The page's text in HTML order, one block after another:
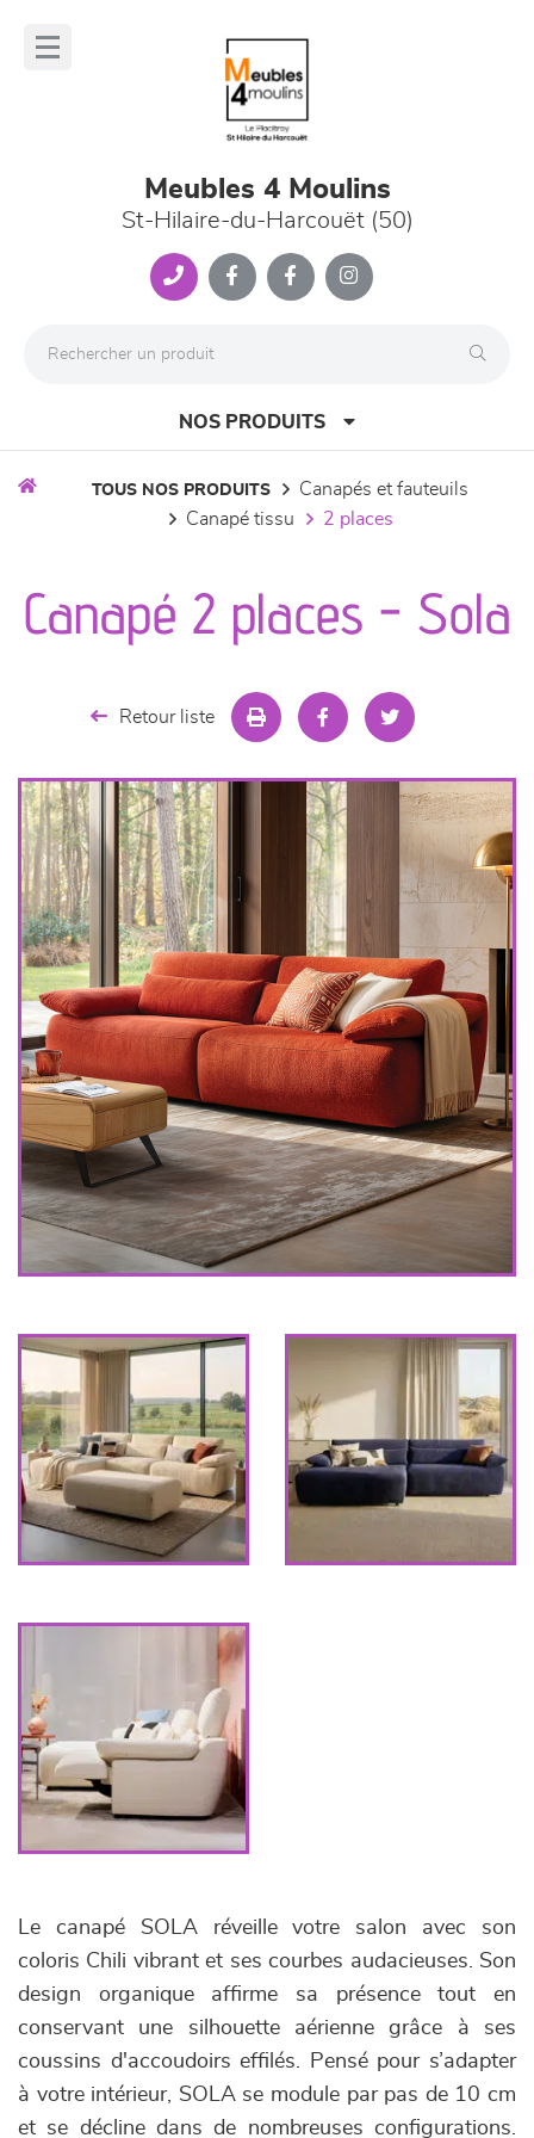
Meubles 4 Moulins
St-Hilaire-du-Harcouët (50)
NOS PRODUITS
séjours
chambres et dressing
literie
décoration
TOUS NOS PRODUITS
canapés et fauteuils
canapé tissu
2 places
Canapé 2 places - Sola
Retour liste
Le canapé SOLA réveille votre salon avec son
coloris Chili vibrant et ses courbes audacieuses. Son
design organique affirme sa présence tout en
conservant une silhouette aérienne grâce à ses
coussins d'accoudoirs effilés. Pensé pour s’adapter
à votre intérieur, SOLA se module par pas de 10 cm
et se décline dans de nombreuses configurations.